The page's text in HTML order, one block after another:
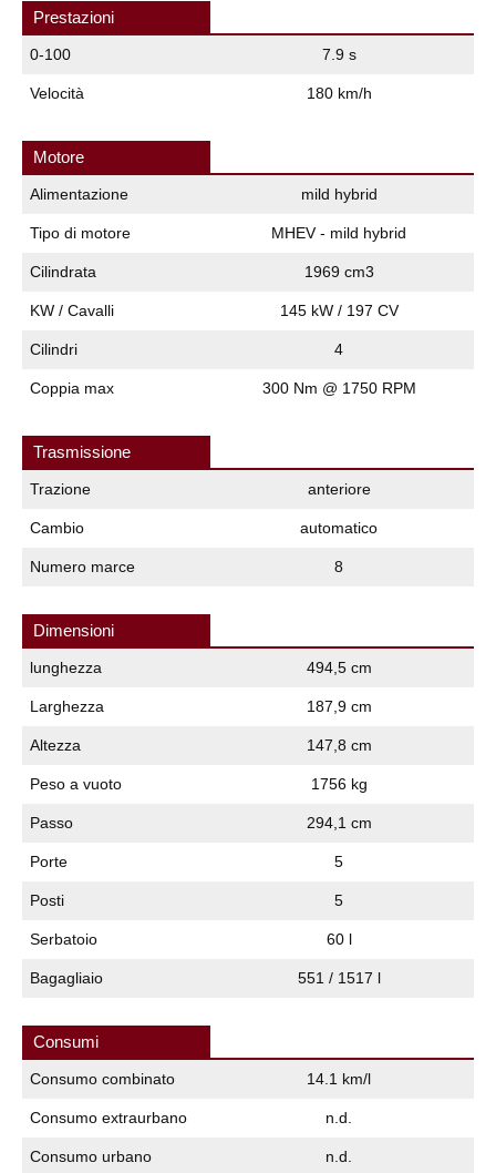
Prestazioni
0-100 7.9 s
Velocità 180 km/h
Motore
Alimentazione mild hybrid
Tipo di motore MHEV - mild hybrid
Cilindrata 1969 cm3
KW / Cavalli 145 kW / 197 CV
Cilindri 4
Coppia max 300 Nm @ 1750 RPM
Trasmissione
Trazione anteriore
Cambio automatico
Numero marce 8
Dimensioni
lunghezza 494,5 cm
Larghezza 187,9 cm
Altezza 147,8 cm
Peso a vuoto 1756 kg
Passo 294,1 cm
Porte 5
Posti 5
Serbatoio 60 l
Bagagliaio 551 / 1517 l
Consumi
Consumo combinato 14.1 km/l
Consumo extraurbano n.d.
Consumo urbano n.d.